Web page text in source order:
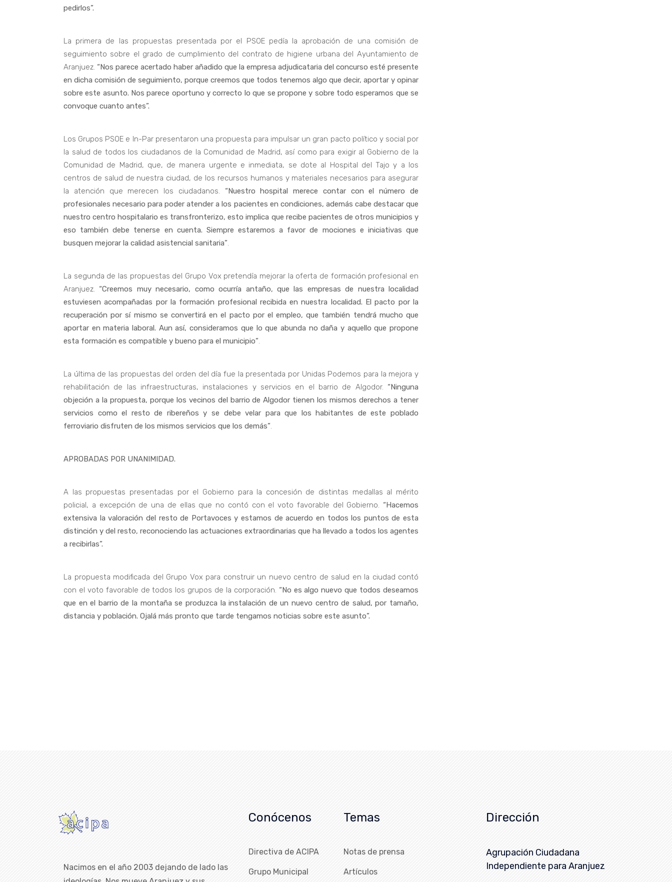
pedirlos”.
La primera de las propuestas presentada por el PSOE pedía la aprobación de una comisión de
seguimiento sobre el grado de cumplimiento del contrato de higiene urbana del Ayuntamiento de
Aranjuez. “Nos parece acertado haber añadido que la empresa adjudicataria del concurso esté presente
en dicha comisión de seguimiento, porque creemos que todos tenemos algo que decir, aportar y opinar
sobre este asunto. Nos parece oportuno y correcto lo que se propone y sobre todo esperamos que se
convoque cuanto antes”.
Los Grupos PSOE e In-Par presentaron una propuesta para impulsar un gran pacto político y social por
la salud de todos los ciudadanos de la Comunidad de Madrid, así como para exigir al Gobierno de la
Comunidad de Madrid, que, de manera urgente e inmediata, se dote al Hospital del Tajo y a los
centros de salud de nuestra ciudad, de los recursos humanos y materiales necesarios para asegurar
la atención que merecen los ciudadanos. “Nuestro hospital merece contar con el número de
profesionales necesario para poder atender a los pacientes en condiciones, además cabe destacar que
nuestro centro hospitalario es transfronterizo, esto implica que recibe pacientes de otros municipios y
eso también debe tenerse en cuenta. Siempre estaremos a favor de mociones e iniciativas que
busquen mejorar la calidad asistencial sanitaria”.
La segunda de las propuestas del Grupo Vox pretendía mejorar la oferta de formación profesional en
Aranjuez. “Creemos muy necesario, como ocurría antaño, que las empresas de nuestra localidad
estuviesen acompañadas por la formación profesional recibida en nuestra localidad. El pacto por la
recuperación por sí mismo se convertirá en el pacto por el empleo, que también tendrá mucho que
aportar en materia laboral. Aun así, consideramos que lo que abunda no daña y aquello que propone
esta formación es compatible y bueno para el municipio”.
La última de las propuestas del orden del día fue la presentada por Unidas Podemos para la mejora y
rehabilitación de las infraestructuras, instalaciones y servicios en el barrio de Algodor. “Ninguna
objeción a la propuesta, porque los vecinos del barrio de Algodor tienen los mismos derechos a tener
servicios como el resto de ribereños y se debe velar para que los habitantes de este poblado
ferroviario disfruten de los mismos servicios que los demás”.
APROBADAS POR UNANIMIDAD.
A las propuestas presentadas por el Gobierno para la concesión de distintas medallas al mérito
policial, a excepción de una de ellas que no contó con el voto favorable del Gobierno. “Hacemos
extensiva la valoración del resto de Portavoces y estamos de acuerdo en todos los puntos de esta
distinción y del resto, reconociendo las actuaciones extraordinarias que ha llevado a todos los agentes
a recibirlas”.
La propuesta modificada del Grupo Vox para construir un nuevo centro de salud en la ciudad contó
con el voto favorable de todos los grupos de la corporación. “No es algo nuevo que todos deseamos
que en el barrio de la montaña se produzca la instalación de un nuevo centro de salud, por tamaño,
distancia y población. Ojalá más pronto que tarde tengamos noticias sobre este asunto”.
Nacimos en el año 2003 dejando de lado las
Conócenos
Directiva de ACIPA
Grupo Municipal
Temas
Notas de prensa
Artículos
Dirección
Agrupación Ciudadana
Independiente para Aranjuez